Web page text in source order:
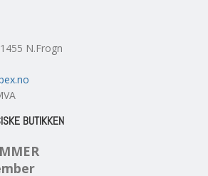
N.Frogn
BUTIKKEN